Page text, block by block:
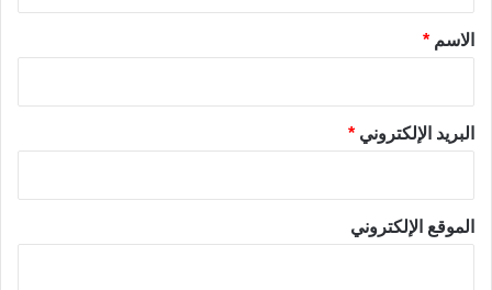
*الاسم *
البريد الإلكتروني *
الموقع الإلكتروني